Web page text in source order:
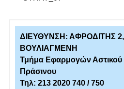
ΔΙΕΥΘΥΝΣΗ: ΑΦΡΟΔΙΤΗΣ 2,
ΒΟΥΛΙΑΓΜΕΝΗ
Τμήμα Εφαρμογών Αστικού
Πράσινου
Τηλ: 213 2020 740 / 750